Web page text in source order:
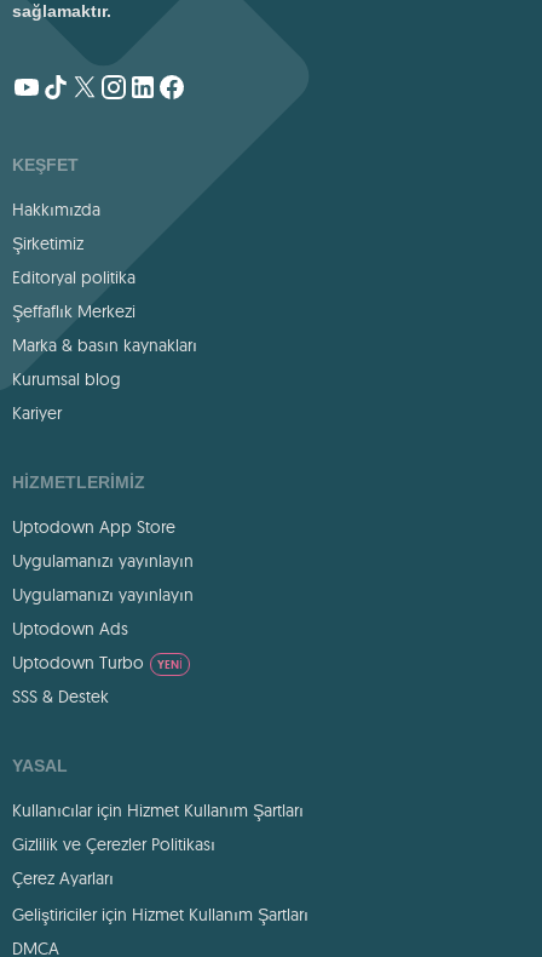
sağlamaktır.
KEŞFET
Hakkımızda
Şirketimiz
Editoryal politika
Şeffaflık Merkezi
Marka & basın kaynakları
Kurumsal blog
Kariyer
HIZMETLERIMIZ
Uptodown App Store
Uygulamanızı yayınlayın
Uygulamanızı yayınlayın
Uptodown Ads
Uptodown Turbo
YENI
SSS & Destek
YASAL
Kullanıcılar için Hizmet Kullanım Şartları
Gizlilik ve Çerezler Politikası
Çerez Ayarları
Geliştiriciler için Hizmet Kullanım Şartları
DMCA